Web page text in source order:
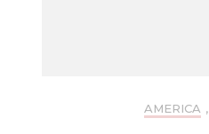
AMERICA ,